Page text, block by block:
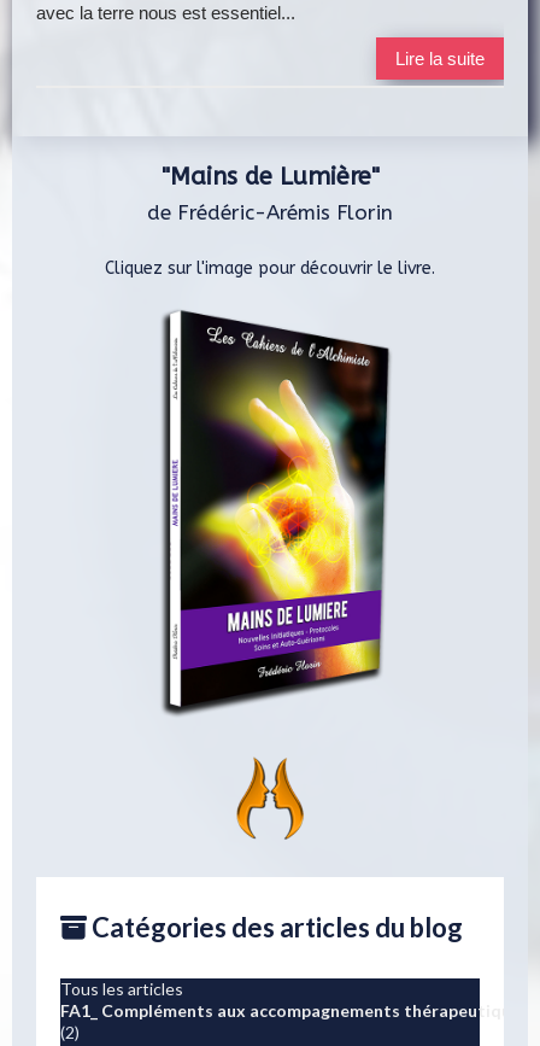
avec la terre nous est essentiel...
Lire la suite
"Mains de Lumière"
de Frédéric-Arémis Florin
Cliquez sur l'image pour découvrir le livre.
Catégories des articles du blog
Tous les articles
FA1_ Compléments aux accompagnements thérapeutiques
(2)